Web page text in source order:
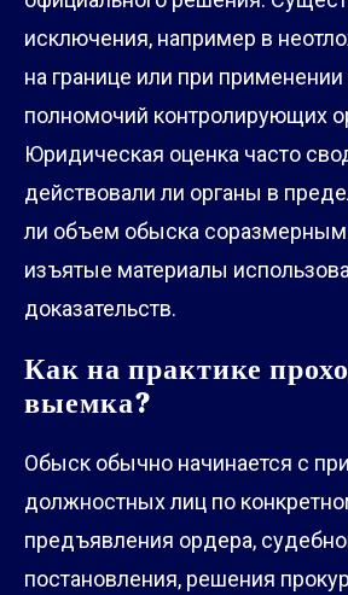
исключения, например в
на границе или при
полномочий контролирующих
Юридическая оценка часто
действовали ли органы в
ли объем обыска соразмерным
изъятые материалы
доказательств.
Как на практике
выемка?
Обыск обычно начинается с
должностных лиц по
предъявления ордера,
постановления, решения